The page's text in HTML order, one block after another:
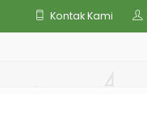
Kontak Kami